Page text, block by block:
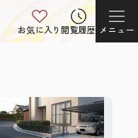
お気に入り閲覧履歴 メニュー